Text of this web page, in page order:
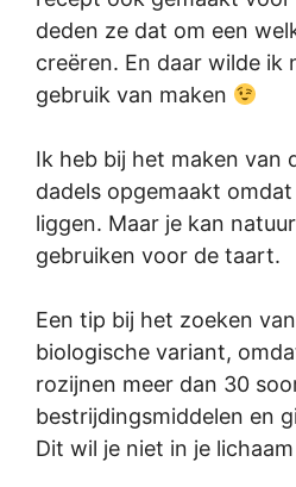
deden ze dat om een
creëren. En daar wilde ik
gebruik van maken
Ik heb bij het maken van
dadels opgemaakt
liggen. Maar je kan
gebruiken voor de taart.
Een tip bij het zoeken
biologische variant,
rozijnen meer dan 30
bestrijdingsmiddelen en
Dit wil je niet in je